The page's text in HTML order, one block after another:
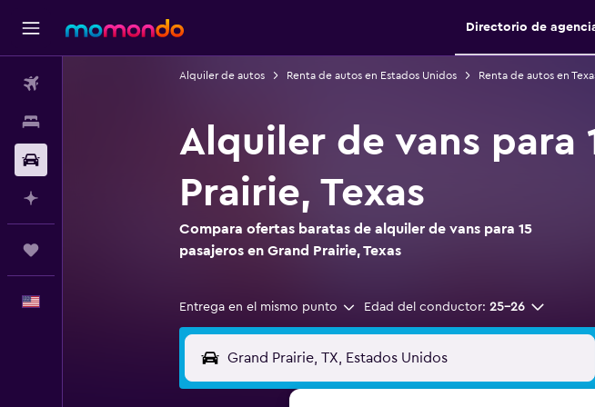
Directorio de
Alquiler de autos Renta de autos en Estados Unidos Renta de autos en
Alquiler de vans para
Prairie, Texas
Compara ofertas baratas de alquiler de vans para 15
pasajeros en Grand Prairie, Texas
Entrega en el mismo punto Edad del conductor: 25-26